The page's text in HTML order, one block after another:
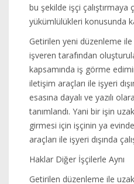
bu şekilde işçi çalıştırmaya
yükümlülükleri konusunda
Getirilen yeni düzenleme
işveren tarafından
kapsamında iş görme
iletişim araçları ile işyeri
esasına dayalı ve yazılı
tanımlandı. Yani bir işin
girmesi için işçinin ya
araçları ile işyeri dışında
Haklar Diğer İşçilerle Aynı
Getirilen düzenleme ile